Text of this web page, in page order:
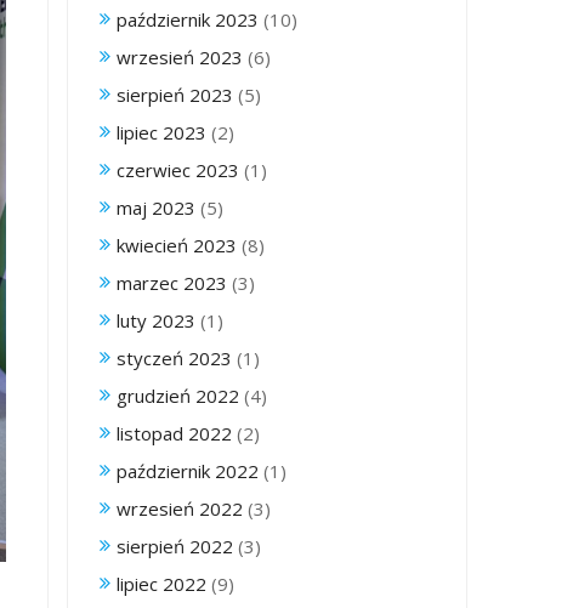
październik 2023 (10)
wrzesień 2023 (6)
sierpień 2023 (5)
lipiec 2023 (2)
czerwiec 2023 (1)
maj 2023 (5)
kwiecień 2023 (8)
marzec 2023 (3)
luty 2023 (1)
styczeń 2023 (1)
grudzień 2022 (4)
listopad 2022 (2)
październik 2022 (1)
wrzesień 2022 (3)
sierpień 2022 (3)
lipiec 2022 (9)